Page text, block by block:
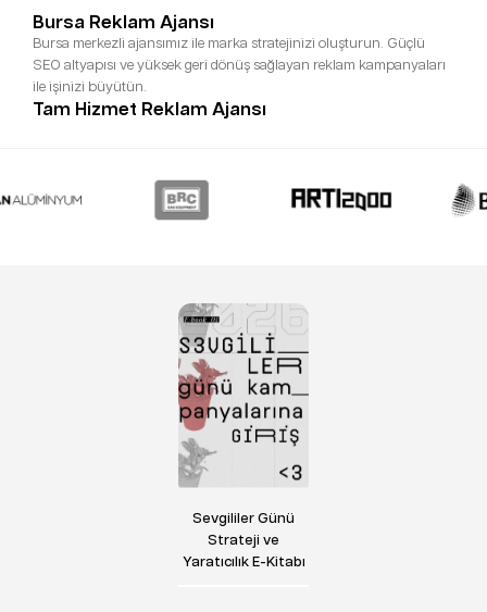
Bursa Reklam Ajansı
Bursa merkezli ajansımız ile marka stratejinizi oluşturun. Güçlü
SEO altyapısı ve yüksek geri dönüş sağlayan reklam kampanyaları
ile işinizi büyütün.
Tam Hizmet Reklam Ajansı
İstanbul Reklam Ajansı
İstanbul reklam ajansı olarak şehrin dinamizmini yakalıyor; güçlü
Sevgililer Günü
Strateji ve
Yaratıcılık E-Kitabı